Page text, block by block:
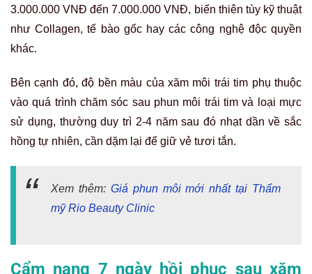
3.000.000 VNĐ đến 7.000.000 VNĐ, biến thiên tùy kỹ thuật
như Collagen, tế bào gốc hay các công nghệ độc quyền
khác.
Bên cạnh đó, độ bền màu của xăm môi trái tim phụ thuộc
vào quá trình chăm sóc sau phun môi trái tim và loại mực
sử dụng, thường duy trì 2-4 năm sau đó nhạt dần về sắc
hồng tự nhiên, cần dặm lại để giữ vẻ tươi tắn.
Xem thêm: Giá phun môi mới nhất tại Thẩm
mỹ Rio Beauty Clinic
Cẩm nang 7 ngày hồi phục sau xăm